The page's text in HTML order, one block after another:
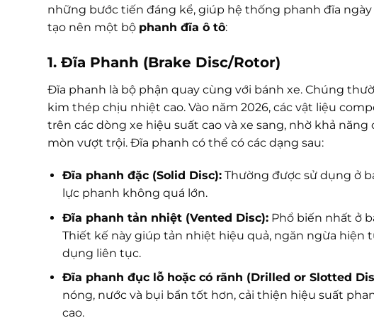
những bước tiến đáng kể, giúp hệ thống phanh đĩa
tạo nên một bộ phanh đĩa ô tô:
1. Đĩa Phanh (Brake Disc/Rotor)
Đĩa phanh là bộ phận quay cùng với bánh xe. Chúng
kim thép chịu nhiệt cao. Vào năm 2026, các vật liệu
trên các dòng xe hiệu suất cao và xe sang, nhờ khả
mòn vượt trội. Đĩa phanh có thể có các dạng sau:
Đĩa phanh đặc (Solid Disc):Thường được sử dụng ở
lực phanh không quá lớn.
Đĩa phanh tản nhiệt (Vented Disc):Phổ biến nhất ở
Thiết kế này giúp tản nhiệt hiệu quả, ngăn ngừa hiện
dụng liên tục.
Đĩa phanh đục lỗ hoặc có rãnh (Drilled or Slotted
nóng, nước và bụi bẩn tốt hơn, cải thiện hiệu suất
cao.